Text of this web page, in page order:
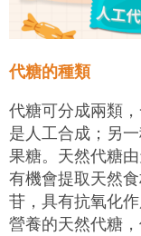
代糖的種類
代糖可分成兩類
是人工合成；另
果糖。天然代糖
有機會提取天然
苷，具有抗氧化
營養的天然代糖，